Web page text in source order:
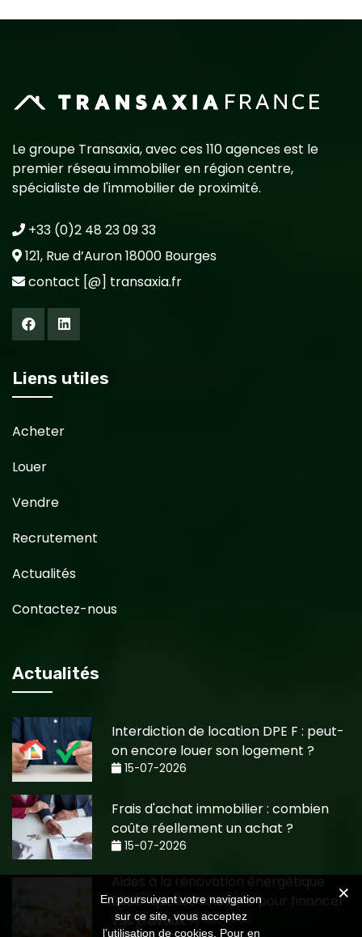
Le groupe Transaxia, avec ces 110 agences est le
premier réseau immobilier en région centre,
spécialiste de l'immobilier de proximité.
+33 (0)2 48 23 09 33
121, Rue d’Auron 18000 Bourges
contact [@] transaxia.fr
Liens utiles
Acheter
Louer
Vendre
Recrutement
Actualités
Contactez-nous
Actualités
Interdiction de location DPE F : peut-
on encore louer son logement ?
15-07-2026
Frais d'achat immobilier : combien
coûte réellement un achat ?
15-07-2026
Aides à la rénovation énergétique
2026 : quelles solutions pour financer
vos travaux ?
En poursuivant votre navigation
sur ce site, vous acceptez
l’utilisation de cookies. Pour en